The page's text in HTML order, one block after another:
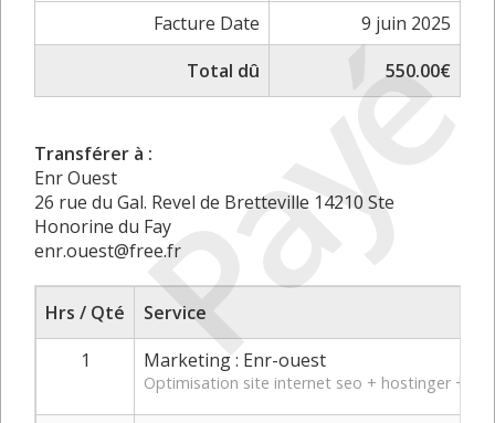
Payé
Facture Date
9 juin 2025
Total dû
550.00€
Transférer à :
Enr Ouest
26 rue du Gal. Revel de Bretteville 14210 Ste
Honorine du Fay
enr.ouest@free.fr
Hrs / Qté
Service
1
Marketing : Enr-ouest
Optimisation site internet seo + hostinger +